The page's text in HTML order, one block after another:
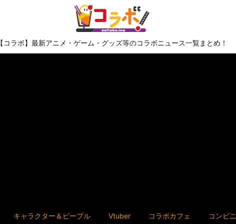
【コラボ】最新アニメ・ゲーム・グッズ等のコラボニュース一覧まとめ！
キャラクター＆ピープル Vtuber コラボカフェ コンビニ